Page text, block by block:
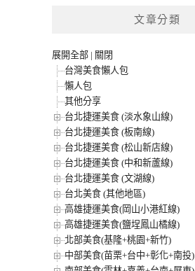
文章分類
展開全部 | 關閉
台灣美食懶人包
懶人包
其他分享
台北捷運美食 (淡水象山線)
台北捷運美食 (板南線)
台北捷運美食 (松山新店線)
台北捷運美食 (中和新蘆線)
台北捷運美食 (文湖線)
台北美食 (其他地區)
高雄捷運美食(岡山小港紅線)
高雄捷運美食(鹽埕鳳山橘線)
北部美食(基隆+桃園+新竹)
中部美食(苗栗+台中+彰化+南投)